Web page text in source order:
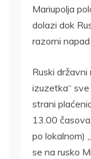
Mariupolja
dolazi dok
razorni
Ruski državni
izuzetka“ sve
strani
13.00
po lokalnom)
se na rusko